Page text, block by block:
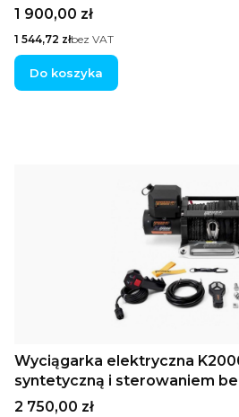
Cena
1 900,00 zł
Cena
1 544,72 złbez VAT
Do koszyka
Wyciągarka elektryczna
syntetyczną i sterowaniem
68
Cena
2 750,00 zł